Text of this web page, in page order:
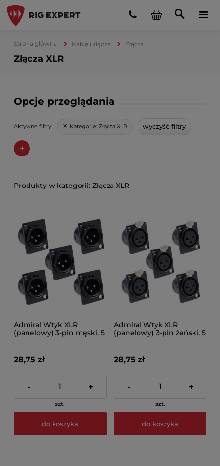
Strona główna Kable i złącza Złącza
Złącza XLR
Opcje przeglądania
Aktywne filtry: Kategorie: Złącza XLR wyczyść filtry
+
Złącza XLR
Admiral Wtyk XLR
(panelowy) 3-pin męski, 5
28,75 zł
- +
szt.
do koszyka
Admiral Wtyk XLR
(panelowy) 3-pin żeński, 5
28,75 zł
- +
szt.
do koszyka